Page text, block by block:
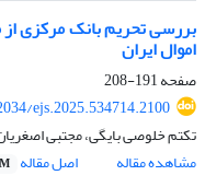
بررسی تحریم بانک مرکزی از
اموال ایران
صفحه191-208
ejs.2025.534714.2100
تکتم خلوصی بایگی، مجتبی
مشاهده مقاله
اصل مقاله